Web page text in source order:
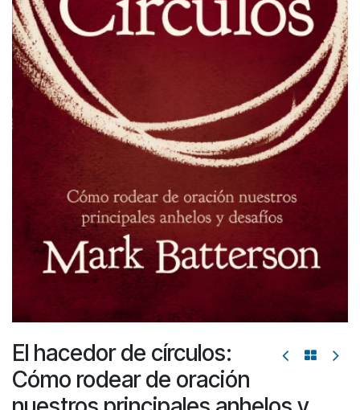
El hacedor de círculos:
Cómo rodear de oración